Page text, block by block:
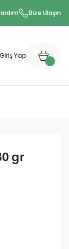
Bize Ulaşın
Giriş Yap
gr